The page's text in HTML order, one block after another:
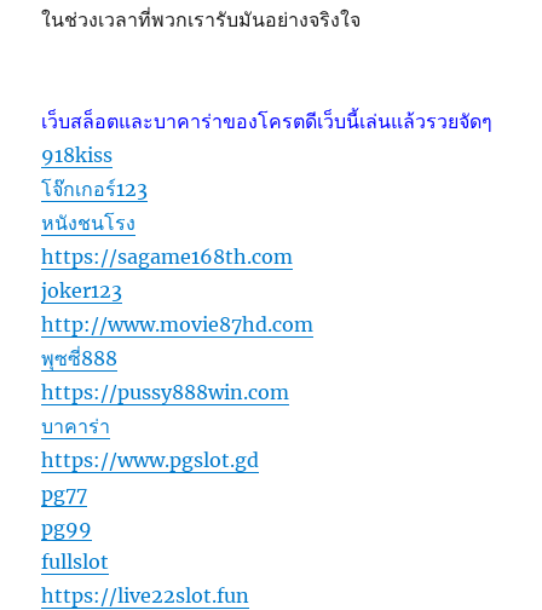
ในช่วงเวลาที่พวกเรารับมันอย่างจริงใจ
เว็บสล็อตและบาคาร่าของโครตดีเว็บนี้เล่นแล้วรวยจัดๆ
918kiss
โจ๊กเกอร์123
หนังชนโรง
https://sagame168th.com
joker123
http://www.movie87hd.com
พุซซี่888
https://pussy888win.com
บาคาร่า
https://www.pgslot.gd
pg77
pg99
fullslot
https://live22slot.fun